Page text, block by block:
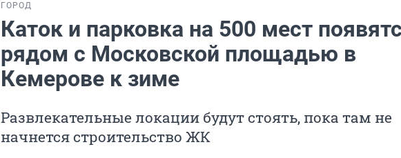
ГОРОД
Каток и парковка на 500 мест
рядом с Московской площадью в
Кемерове к зиме
Развлекательные локации будут стоять, пока там не
начнется строительство ЖК